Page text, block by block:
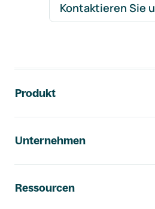
Kontaktieren Sie
Produkt
Unternehmen
Ressourcen